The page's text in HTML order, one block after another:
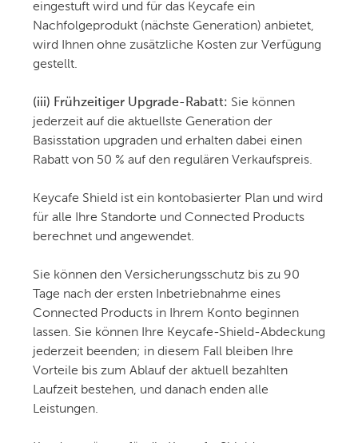
eingestuft wird und für das Keycafe ein
Nachfolgeprodukt (nächste Generation) anbietet,
wird Ihnen ohne zusätzliche Kosten zur Verfügung
gestellt.
(iii) Frühzeitiger Upgrade-Rabatt: Sie können
jederzeit auf die aktuellste Generation der
Basisstation upgraden und erhalten dabei einen
Rabatt von 50 % auf den regulären Verkaufspreis.
Keycafe Shield ist ein kontobasierter Plan und wird
für alle Ihre Standorte und Connected Products
berechnet und angewendet.
Sie können den Versicherungsschutz bis zu 90
Tage nach der ersten Inbetriebnahme eines
Connected Products in Ihrem Konto beginnen
lassen. Sie können Ihre Keycafe-Shield-Abdeckung
jederzeit beenden; in diesem Fall bleiben Ihre
Vorteile bis zum Ablauf der aktuell bezahlten
Laufzeit bestehen, und danach enden alle
Leistungen.